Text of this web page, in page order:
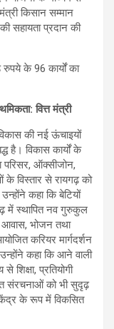
किसान सम्मान
सहायता प्रदान की
वित्त मंत्री
की नई ऊंचाइयों
है। विकास कार्यों के
परिसर, ऑक्सीजोन,
के विस्तार से रायगढ़ को
कहा कि बेटियों
में स्थापित नव गुरुकुल
आवास, भोजन तथा
करियर मार्गदर्शन
कहा कि आने वाली
शिक्षा, प्रतियोगी
संरचनाओं को भी सुदृढ़
केंद्र के रूप में विकसित